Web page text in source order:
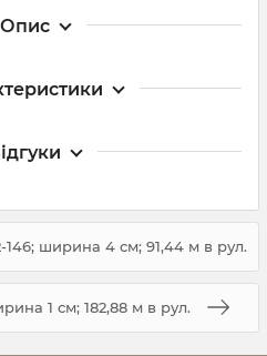
Опис
146; ширина 4 см; 91,44 м в рул.
1 см; 182,88 м в рул.